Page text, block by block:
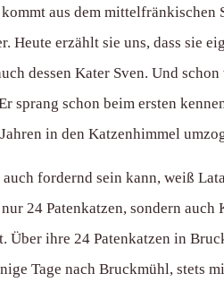
aus dem
Heute erzählt sie uns, dass sie
dessen Kater Sven. Und
sprang schon beim ersten
in den Katzenhimmel
fordernd sein kann, weiß
24 Patenkatzen, sondern
Über ihre 24 Patenkatzen in
Tage nach Bruckmühl, stets